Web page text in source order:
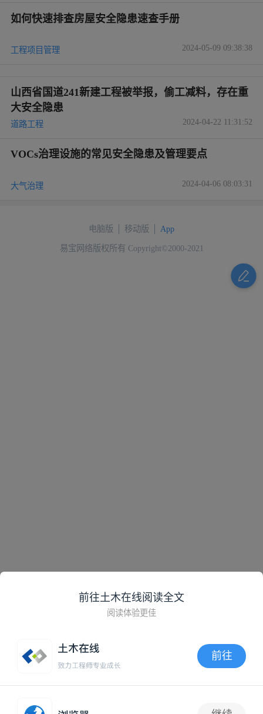
如何快速排查房屋安全隐患速查手册
工程项目管理 2024-05-09 09:38:38
山西省国道241新建工程被举报，偷工减料，存在重
大安全隐患
道路工程 2024-04-22 11:31:52
VOCs治理设施的常见安全隐患及管理要点
大气治理 2024-04-06 08:03:31
前往土木在线阅读全文
阅读体验更佳
前往
电脑版 移动版 App
易宝网络版权所有 Copyright©2000-2021